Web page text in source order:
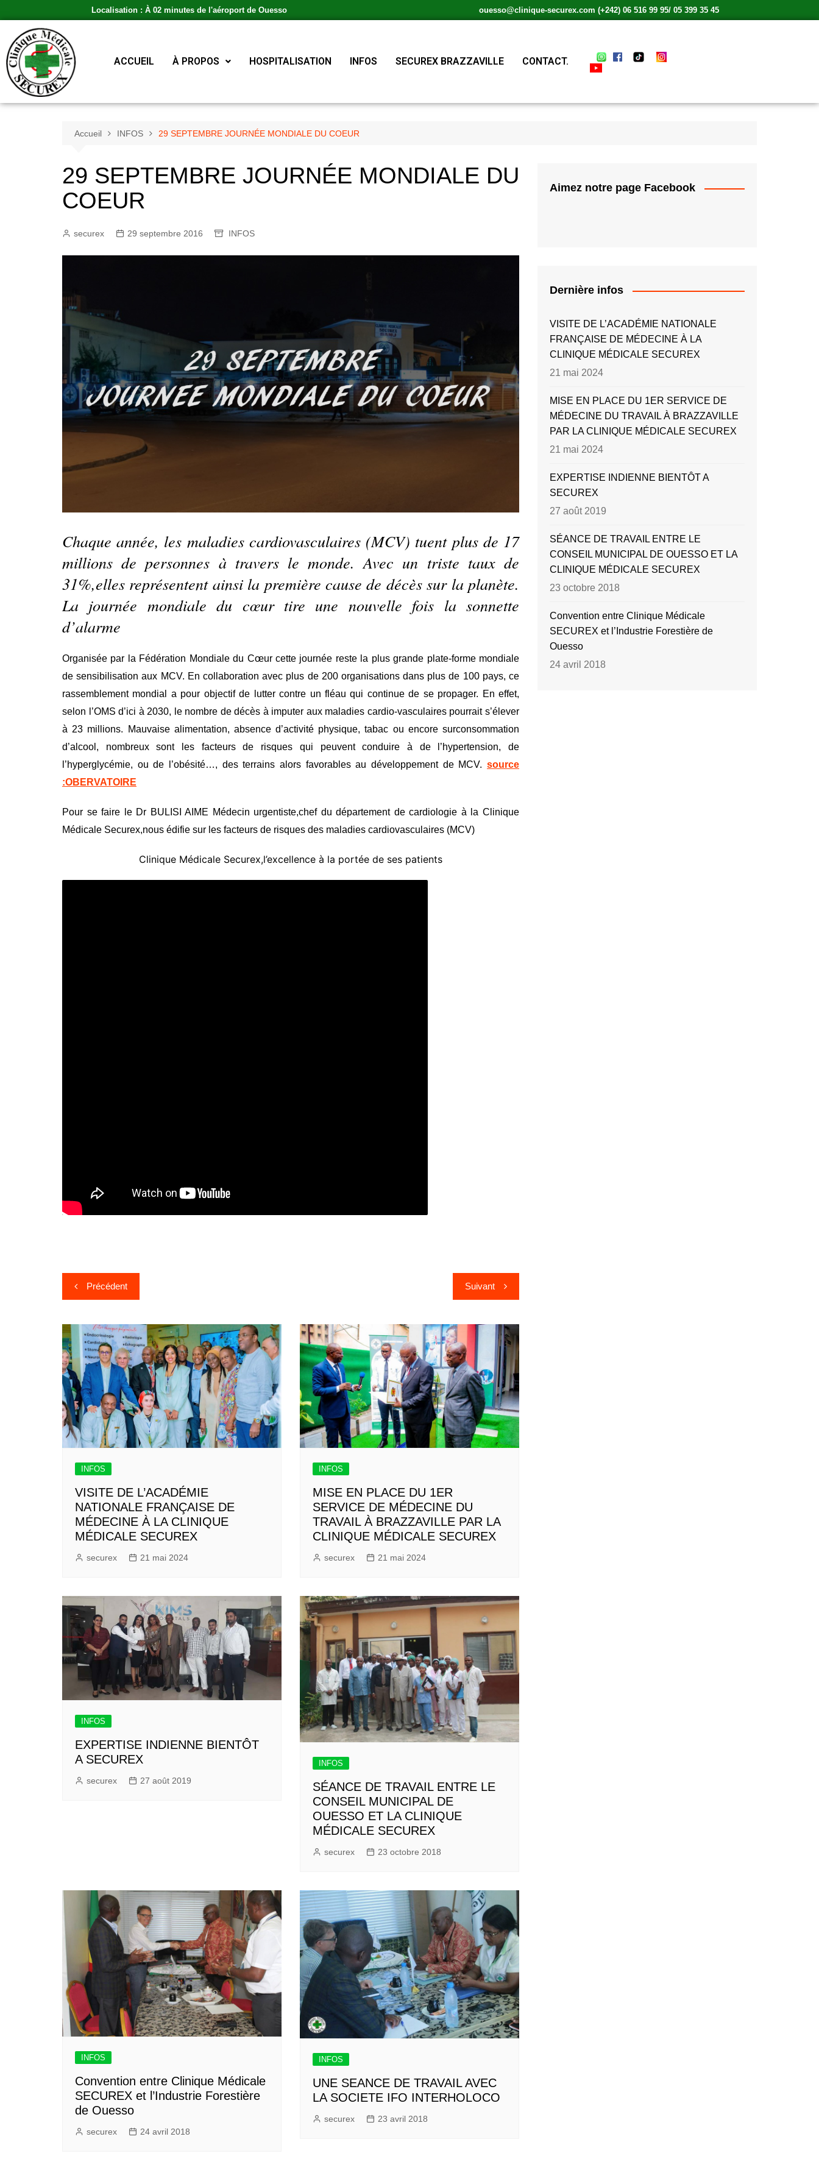
Localisation : À 02 minutes de l'aéroport de Ouesso ouesso@clinique-securex.com (+242) 06 516 99 95/ 05 399 35 45
ACCUEIL À PROPOS HOSPITALISATION INFOS SECUREX BRAZZAVILLE CONTACT.
Accueil INFOS 29 SEPTEMBRE JOURNÉE MONDIALE DU COEUR
29 SEPTEMBRE JOURNÉE MONDIALE DU
COEUR
securex 29 septembre 2016 INFOS
Chaque année, les maladies cardiovasculaires (MCV) tuent plus de 17
millions de personnes à travers le monde. Avec un triste taux de
31%,elles représentent ainsi la première cause de décès sur la planète.
La journée mondiale du cœur tire une nouvelle fois la sonnette
d’alarme
Organisée par la Fédération Mondiale du Cœur cette journée reste la plus grande plate-forme mondiale
de sensibilisation aux MCV. En collaboration avec plus de 200 organisations dans plus de 100 pays, ce
rassemblement mondial a pour objectif de lutter contre un fléau qui continue de se propager. En effet,
selon l’OMS d’ici à 2030, le nombre de décès à imputer aux maladies cardio-vasculaires pourrait s’élever
à 23 millions. Mauvaise alimentation, absence d’activité physique, tabac ou encore surconsommation
d’alcool, nombreux sont les facteurs de risques qui peuvent conduire à de l’hypertension, de
l’hyperglycémie, ou de l’obésité…, des terrains alors favorables au développement de MCV. source
:OBERVATOIRE
Pour se faire le Dr BULISI AIME Médecin urgentiste,chef du département de cardiologie à la Clinique
Médicale Securex,nous édifie sur les facteurs de risques des maladies cardiovasculaires (MCV)
Clinique Médicale Securex,l’excellence à la portée de ses patients
Précédent Suivant
INFOS
VISITE DE L’ACADÉMIE
NATIONALE FRANÇAISE DE
MÉDECINE À LA CLINIQUE
MÉDICALE SECUREX
securex 21 mai 2024
INFOS
MISE EN PLACE DU 1ER
SERVICE DE MÉDECINE DU
TRAVAIL À BRAZZAVILLE PAR LA
CLINIQUE MÉDICALE SECUREX
securex 21 mai 2024
INFOS
EXPERTISE INDIENNE BIENTÔT
A SECUREX
securex 27 août 2019
INFOS
SÉANCE DE TRAVAIL ENTRE LE
CONSEIL MUNICIPAL DE
OUESSO ET LA CLINIQUE
MÉDICALE SECUREX
securex 23 octobre 2018
INFOS
Convention entre Clinique Médicale
SECUREX et l’Industrie Forestière
de Ouesso
securex 24 avril 2018
INFOS
UNE SEANCE DE TRAVAIL AVEC
LA SOCIETE IFO INTERHOLOCO
securex 23 avril 2018
Aimez notre page Facebook
Dernière infos
VISITE DE L’ACADÉMIE NATIONALE
FRANÇAISE DE MÉDECINE À LA
CLINIQUE MÉDICALE SECUREX
21 mai 2024
MISE EN PLACE DU 1ER SERVICE DE
MÉDECINE DU TRAVAIL À BRAZZAVILLE
PAR LA CLINIQUE MÉDICALE SECUREX
21 mai 2024
EXPERTISE INDIENNE BIENTÔT A
SECUREX
27 août 2019
SÉANCE DE TRAVAIL ENTRE LE
CONSEIL MUNICIPAL DE OUESSO ET LA
CLINIQUE MÉDICALE SECUREX
23 octobre 2018
Convention entre Clinique Médicale
SECUREX et l’Industrie Forestière de
Ouesso
24 avril 2018